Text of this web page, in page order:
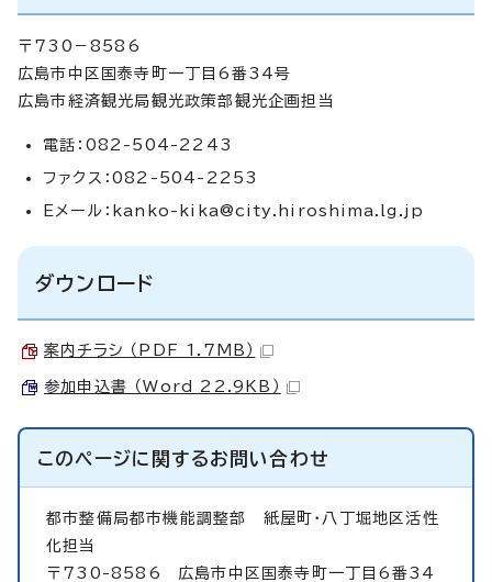
〒730－8586
広島市中区国泰寺町一丁目6番34号
広島市経済観光局観光政策部観光企画担当
電話：082-504-2243
ファクス：082-504-2253
Eメール： kanko-kika@city.hiroshima.lg.jp
ダウンロード
案内チラシ （PDF 1.7MB）
参加申込書 （Word 22.9KB）
このページに関するお問い合わせ
都市整備局都市機能調整部 紙屋町・八丁堀地区活性
化担当
〒730-8586 広島市中区国泰寺町一丁目6番34